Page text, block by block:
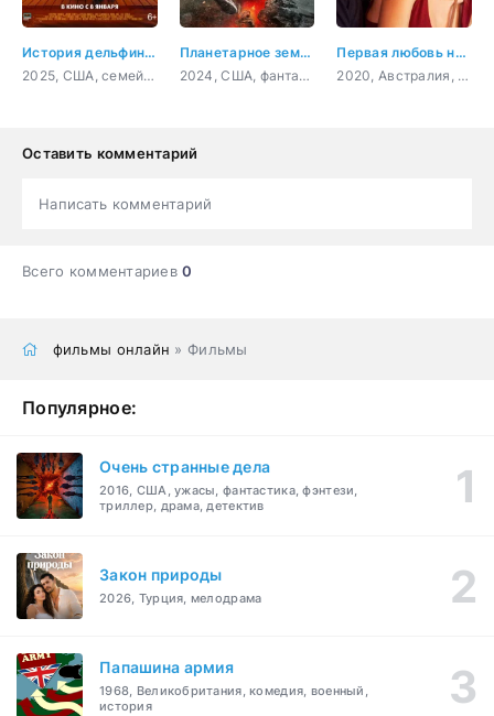
История дельфина: Каникулы на Багамах
2025, США, семейный
Планетарное землетрясение
2024, США, фантастика, приключения
Первая любовь навсегда
2020, Австралия, Филиппины, драма, мелодрама
Оставить комментарий
Написать комментарий
Всего комментариев0
фильмы онлайн » Фильмы
Популярное:
Очень странные дела
2016, США, ужасы, фантастика, фэнтези,
триллер, драма, детектив
Закон природы
2026, Турция, мелодрама
Папашина армия
1968, Великобритания, комедия, военный,
история